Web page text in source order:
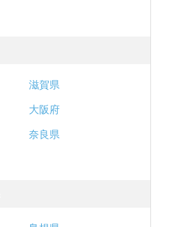
滋賀県
大阪府
奈良県